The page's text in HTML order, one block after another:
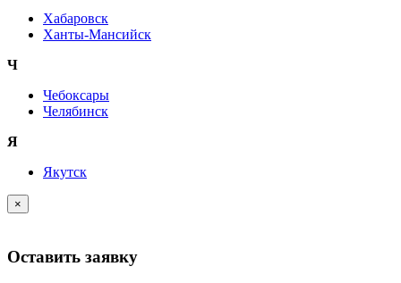
Хабаровск
Ханты-Мансийск
Ч
Чебоксары
Челябинск
Я
Якутск
×
Оставить заявку